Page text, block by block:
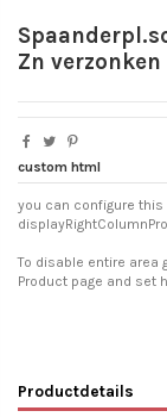
Zn
custom html
you can configure this
To disable entire area
Product page and set
Productdetails